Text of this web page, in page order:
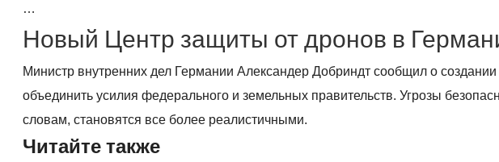
…
Новый Центр защиты от дронов в
Министр внутренних дел Германии Александер Добриндт сообщил о
объединить усилия федерального и земельных правительств. Угрозы
словам, становятся все более реалистичными.
Читайте также